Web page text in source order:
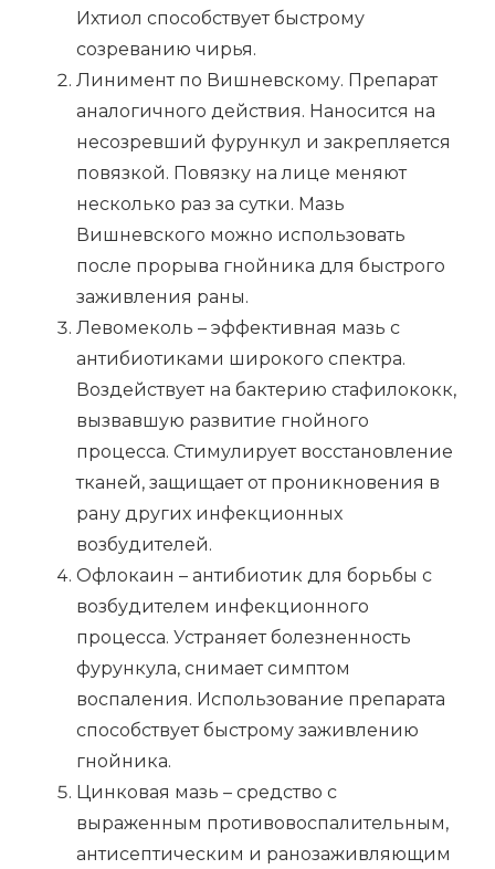
Ихтиол способствует быстрому
созреванию чирья.
Линимент по Вишневскому. Препарат
аналогичного действия. Наносится на
несозревший фурункул и закрепляется
повязкой. Повязку на лице меняют
несколько раз за сутки. Мазь
Вишневского можно использовать
после прорыва гнойника для быстрого
заживления раны.
Левомеколь – эффективная мазь с
антибиотиками широкого спектра.
Воздействует на бактерию стафилококк,
вызвавшую развитие гнойного
процесса. Стимулирует восстановление
тканей, защищает от проникновения в
рану других инфекционных
возбудителей.
Офлокаин – антибиотик для борьбы с
возбудителем инфекционного
процесса. Устраняет болезненность
фурункула, снимает симптом
воспаления. Использование препарата
способствует быстрому заживлению
гнойника.
Цинковая мазь – средство с
выраженным противовоспалительным,
антисептическим и ранозаживляющим